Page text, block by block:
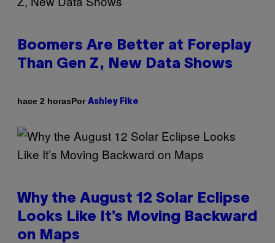
Boomers Are Better at Foreplay
Than Gen Z, New Data Shows
hace 2 horasPor Ashley Fike
Why the August 12 Solar Eclipse
Looks Like It’s Moving Backward
on Maps